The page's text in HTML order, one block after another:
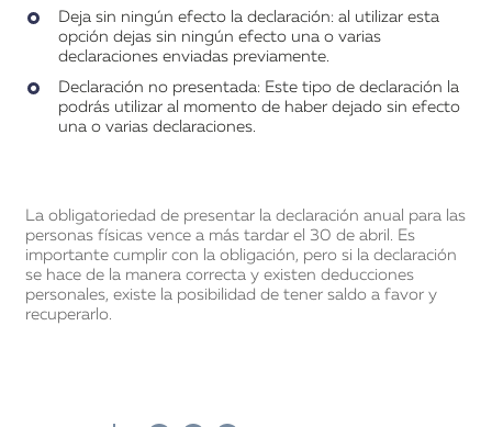
Deja sin ningún efecto la declaración: al utilizar esta
opción dejas sin ningún efecto una o varias
declaraciones enviadas previamente.
Declaración no presentada: Este tipo de declaración la
podrás utilizar al momento de haber dejado sin efecto
una o varias declaraciones.
La obligatoriedad de presentar la declaración anual para las
personas físicas vence a más tardar el 30 de abril. Es
importante cumplir con la obligación, pero si la declaración
se hace de la manera correcta y existen deducciones
personales, existe la posibilidad de tener saldo a favor y
recuperarlo.